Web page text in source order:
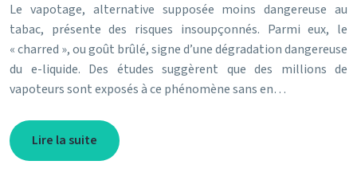
Le vapotage, alternative supposée moins dangereuse au
tabac, présente des risques insoupçonnés. Parmi eux, le
« charred », ou goût brûlé, signe d’une dégradation dangereuse
du e-liquide. Des études suggèrent que des millions de
vapoteurs sont exposés à ce phénomène sans en…
Lire la suite